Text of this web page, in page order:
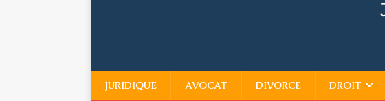
JURIDIQUE AVOCAT DIVORCE DROIT